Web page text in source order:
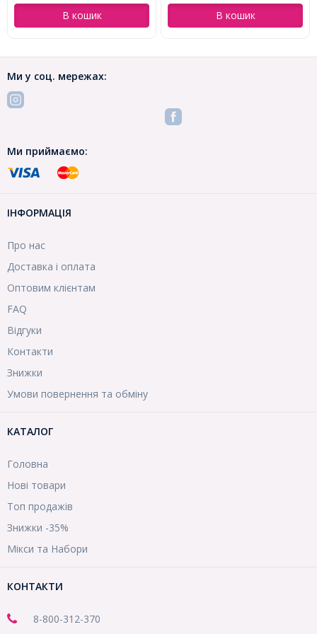
В кошик В кошик
Ми у соц. мережах:
Ми приймаємо:
ІНФОРМАЦІЯ
Про нас
Доставка і оплата
Оптовим клієнтам
FAQ
Відгуки
Контакти
Знижки
Умови повернення та обміну
КАТАЛОГ
Головна
Нові товари
Топ продажів
Знижки -35%
Мікси та Набори
КОНТАКТИ
8-800-312-370